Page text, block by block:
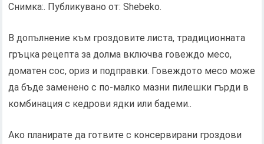
Снимка:. Публикувано от: Shebeko.
В допълнение към гроздовите листа, традиционната
гръцка рецепта за долма включва говеждо месо,
доматен сос, ориз и подправки. Говеждото месо може
да бъде заменено с по-малко мазни пилешки гърди в
комбинация с кедрови ядки или бадеми..
Ако планирате да готвите с консервирани гроздови